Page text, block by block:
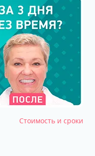
Стоимость и сроки